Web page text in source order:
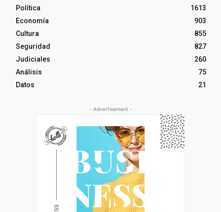
Política
1613
Economía
903
Cultura
855
Seguridad
827
Judiciales
260
Análisis
75
Datos
21
- Advertisement -